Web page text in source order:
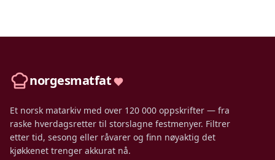
norgesmatfat
Et norsk matarkiv med over 120 000 oppskrifter — fra
raske hverdagsretter til storslagne festmenyer. Filtrer
etter tid, sesong eller råvarer og finn nøyaktig det
kjøkkenet trenger akkurat nå.